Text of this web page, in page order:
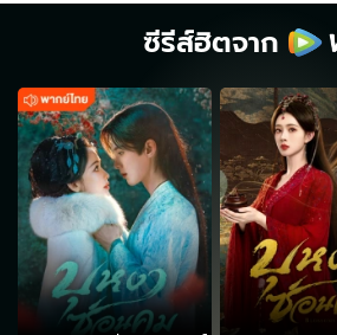
ซีรีส์ฮิตจาก